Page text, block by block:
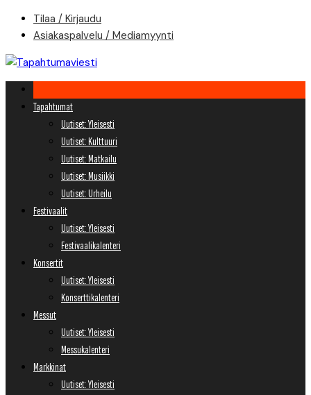
Skip
content
Tilaa / Kirjaudu
Asiakaspalvelu / Mediamyynti
Tapahtumat
Uutiset: Yleisesti
Uutiset: Kulttuuri
Uutiset: Matkailu
Uutiset: Musiikki
Uutiset: Urheilu
Festivaalit
Uutiset: Yleisesti
Festivaalikalenteri
Konsertit
Uutiset: Yleisesti
Konserttikalenteri
Messut
Uutiset: Yleisesti
Messukalenteri
Markkinat
Uutiset: Yleisesti